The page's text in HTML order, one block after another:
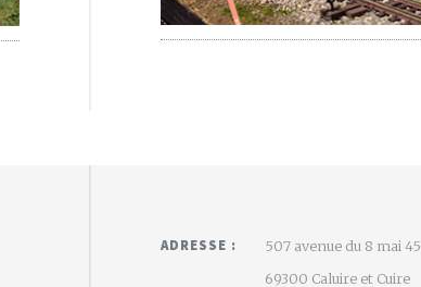
ADRESSE :
507 avenue du 8 mai 45
69300 Caluire et Cuire